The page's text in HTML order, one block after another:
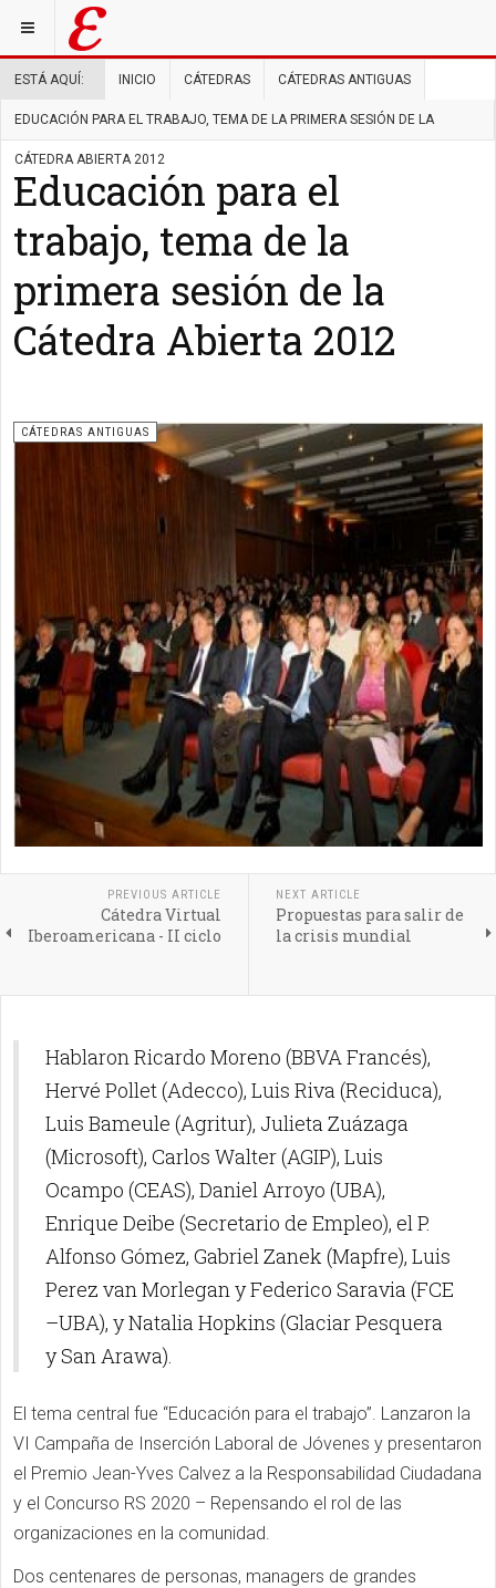
ESTÁ AQUÍ: INICIO CÁTEDRAS CÁTEDRAS ANTIGUAS
EDUCACIÓN PARA EL TRABAJO, TEMA DE LA PRIMERA SESIÓN DE LA
CÁTEDRA ABIERTA 2012
Educación para el
trabajo, tema de la
primera sesión de la
Cátedra Abierta 2012
CÁTEDRAS ANTIGUAS
PREVIOUS ARTICLE
Cátedra Virtual
Iberoamericana - II ciclo
NEXT ARTICLE
Propuestas para salir de
la crisis mundial
Hablaron Ricardo Moreno (BBVA Francés),
Hervé Pollet (Adecco), Luis Riva (Reciduca),
Luis Bameule (Agritur), Julieta Zuázaga
(Microsoft), Carlos Walter (AGIP), Luis
Ocampo (CEAS), Daniel Arroyo (UBA),
Enrique Deibe (Secretario de Empleo), el P.
Alfonso Gómez, Gabriel Zanek (Mapfre), Luis
Perez van Morlegan y Federico Saravia (FCE
–UBA), y Natalia Hopkins (Glaciar Pesquera
y San Arawa).
El tema central fue “Educación para el trabajo”. Lanzaron la
VI Campaña de Inserción Laboral de Jóvenes y presentaron
el Premio Jean-Yves Calvez a la Responsabilidad Ciudadana
y el Concurso RS 2020 – Repensando el rol de las
organizaciones en la comunidad.
Dos centenares de personas, managers de grandes